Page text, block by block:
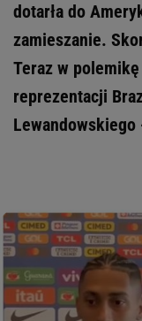
dotarła do
zamieszanie.
Teraz w
reprezentacji
Lewandowskiego